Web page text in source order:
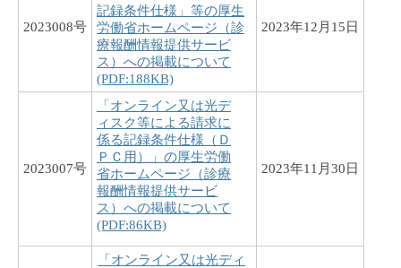
2023008号
記録条件仕様」等の厚生
労働省ホームページ（診
療報酬情報提供サービ
ス）への掲載について
(PDF:188KB)
2023年12月15日
2023007号
「オンライン又は光デ
ィスク等による請求に
係る記録条件仕様（Ｄ
ＰＣ用）」の厚生労働
省ホームページ（診療
報酬情報提供サービ
ス）への掲載について
(PDF:86KB)
2023年11月30日
「オンライン又は光ディ